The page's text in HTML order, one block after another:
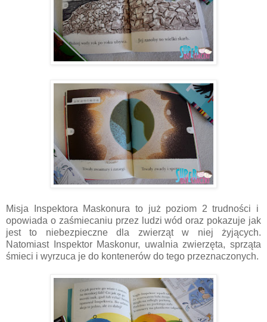
Misja Inspektora Maskonura to już poziom 2 trudności i
opowiada o zaśmiecaniu przez ludzi wód oraz pokazuje jak
jest to niebezpieczne dla zwierząt w niej żyjących.
Natomiast Inspektor Maskonur, uwalnia zwierzęta, sprząta
śmieci i wyrzuca je do kontenerów do tego przeznaczonych.